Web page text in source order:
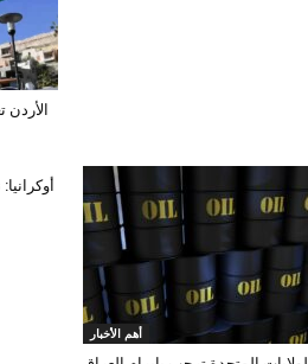
أهم الأخبار